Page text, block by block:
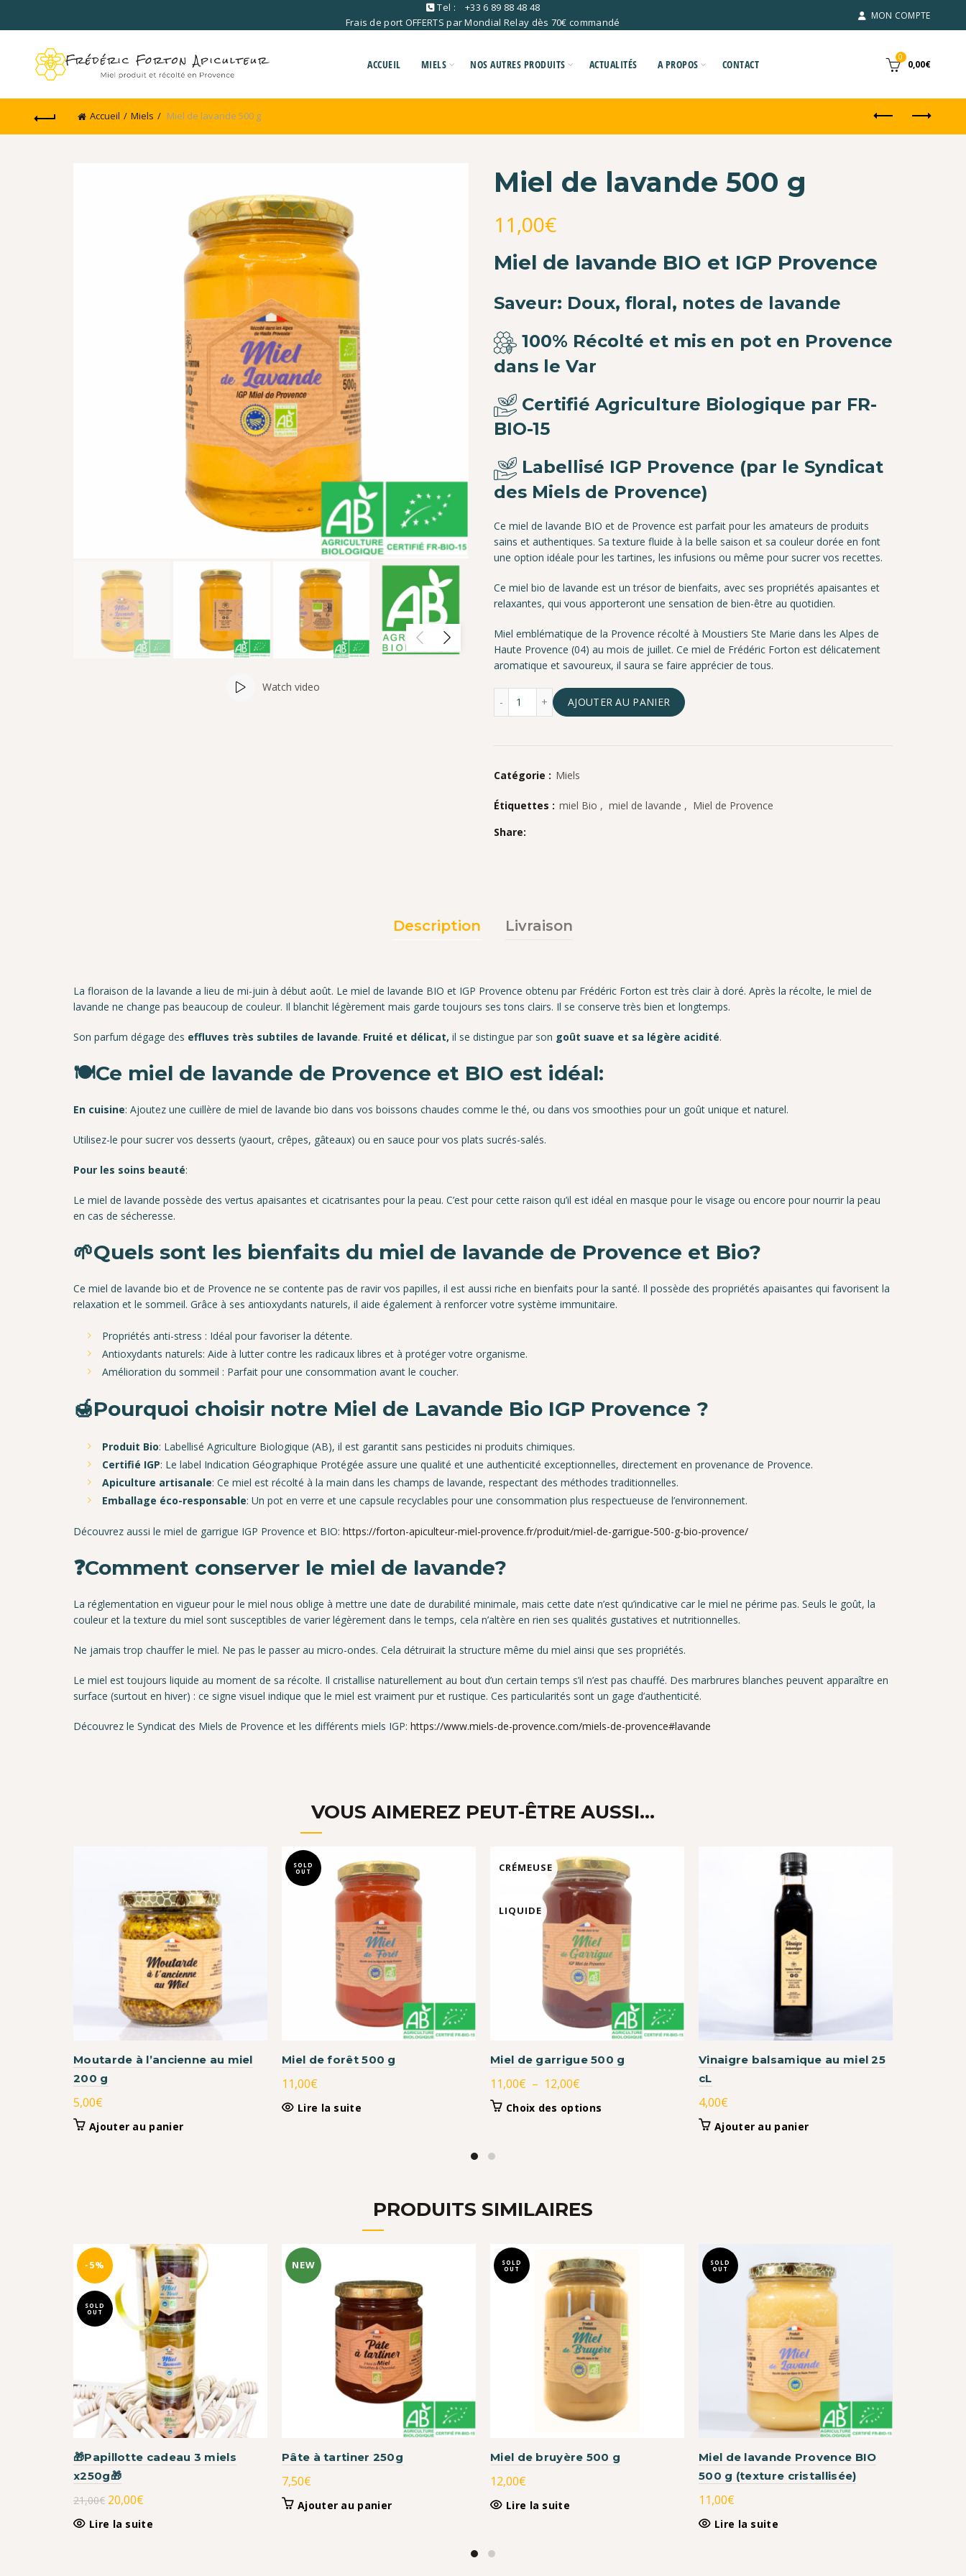
Tel :
+33 6 89 88 48 48
Frais de port OFFERTS par Mondial Relay dès 70€ commandé
MON COMPTE
ACCUEIL MIELS NOS AUTRES PRODUITS ACTUALITÉS A PROPOS CONTACT
0
0,00€
Accueil Miels Miel de lavande 500 g
Watch video
Miel de lavande 500 g
11,00€
Miel de lavande BIO et IGP Provence
Saveur: Doux, floral, notes de lavande
100% Récolté et mis en pot en Provence
dans le Var
Certifié Agriculture Biologique par FR-
BIO-15
Labellisé IGP Provence (par le Syndicat
des Miels de Provence)
Ce miel de lavande BIO et de Provence est parfait pour les amateurs de produits
sains et authentiques. Sa texture fluide à la belle saison et sa couleur dorée en font
une option idéale pour les tartines, les infusions ou même pour sucrer vos recettes.
Ce miel bio de lavande est un trésor de bienfaits, avec ses propriétés apaisantes et
relaxantes, qui vous apporteront une sensation de bien-être au quotidien.
Miel emblématique de la Provence récolté à Moustiers Ste Marie dans les Alpes de
Haute Provence (04) au mois de juillet. Ce miel de Frédéric Forton est délicatement
aromatique et savoureux, il saura se faire apprécier de tous.
quantité de Miel de lavande 500 g
AJOUTER AU PANIER
Catégorie : Miels
Étiquettes : miel Bio , miel de lavande , Miel de Provence
Share
Description Livraison
La floraison de la lavande a lieu de mi-juin à début août. Le miel de lavande BIO et IGP Provence obtenu par Frédéric Forton est très clair à doré. Après la récolte, le miel de
lavande ne change pas beaucoup de couleur. Il blanchit légèrement mais garde toujours ses tons clairs. Il se conserve très bien et longtemps.
Son parfum dégage des effluves très subtiles de lavande. Fruité et délicat, il se distingue par son goût suave et sa légère acidité.
🍽️Ce miel de lavande de Provence et BIO est idéal:
En cuisine: Ajoutez une cuillère de miel de lavande bio dans vos boissons chaudes comme le thé, ou dans vos smoothies pour un goût unique et naturel.
Utilisez-le pour sucrer vos desserts (yaourt, crêpes, gâteaux) ou en sauce pour vos plats sucrés-salés.
Pour les soins beauté:
Le miel de lavande possède des vertus apaisantes et cicatrisantes pour la peau. C’est pour cette raison qu’il est idéal en masque pour le visage ou encore pour nourrir la peau
en cas de sécheresse.
🌱Quels sont les bienfaits du miel de lavande de Provence et Bio?
Ce miel de lavande bio et de Provence ne se contente pas de ravir vos papilles, il est aussi riche en bienfaits pour la santé. Il possède des propriétés apaisantes qui favorisent la
relaxation et le sommeil. Grâce à ses antioxydants naturels, il aide également à renforcer votre système immunitaire.
Propriétés anti-stress : Idéal pour favoriser la détente.
Antioxydants naturels: Aide à lutter contre les radicaux libres et à protéger votre organisme.
Amélioration du sommeil : Parfait pour une consommation avant le coucher.
🍯Pourquoi choisir notre Miel de Lavande Bio IGP Provence ?
Produit Bio: Labellisé Agriculture Biologique (AB), il est garantit sans pesticides ni produits chimiques.
Certifié IGP: Le label Indication Géographique Protégée assure une qualité et une authenticité exceptionnelles, directement en provenance de Provence.
Apiculture artisanale: Ce miel est récolté à la main dans les champs de lavande, respectant des méthodes traditionnelles.
Emballage éco-responsable: Un pot en verre et une capsule recyclables pour une consommation plus respectueuse de l’environnement.
Découvrez aussi le miel de garrigue IGP Provence et BIO: https://forton-apiculteur-miel-provence.fr/produit/miel-de-garrigue-500-g-bio-provence/
❓Comment conserver le miel de lavande?
La réglementation en vigueur pour le miel nous oblige à mettre une date de durabilité minimale, mais cette date n’est qu’indicative car le miel ne périme pas. Seuls le goût, la
couleur et la texture du miel sont susceptibles de varier légèrement dans le temps, cela n’altère en rien ses qualités gustatives et nutritionnelles.
Ne jamais trop chauffer le miel. Ne pas le passer au micro-ondes. Cela détruirait la structure même du miel ainsi que ses propriétés.
Le miel est toujours liquide au moment de sa récolte. Il cristallise naturellement au bout d’un certain temps s’il n’est pas chauffé. Des marbrures blanches peuvent apparaître en
surface (surtout en hiver) : ce signe visuel indique que le miel est vraiment pur et rustique. Ces particularités sont un gage d’authenticité.
Découvrez le Syndicat des Miels de Provence et les différents miels IGP: https://www.miels-de-provence.com/miels-de-provence#lavande
VOUS AIMEREZ PEUT-ÊTRE AUSSI…
Moutarde à l’ancienne au miel
200 g
5,00€
Ajouter au panier
SOLD
OUT
Miel de forêt 500 g
11,00€
Lire la suite
CRÉMEUSE
LIQUIDE
Miel de garrigue 500 g
11,00€ – 12,00€
de
Choix des options
sur
la
page
du
produit
Vinaigre balsamique au miel 25
cL
4,00€
Ajouter au panier
PRODUITS SIMILAIRES
-5%
SOLD
OUT
🎁Papillotte cadeau 3 miels
x250g🎁
21,00€ Le
prix
20,00€
prix
Lire la suite
NEW
Pâte à tartiner 250g
7,50€
Ajouter au panier
SOLD
OUT
Miel de bruyère 500 g
12,00€
Lire la suite
SOLD
OUT
Miel de lavande Provence BIO
500 g (texture cristallisée)
11,00€
Lire la suite